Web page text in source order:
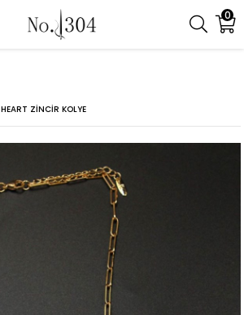
0
HEART ZİNCİR KOLYE